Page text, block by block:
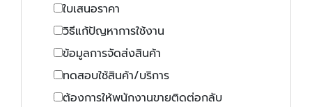
ใบเสนอราคา
วิธีแก้ปัญหาการใช้งาน
ข้อมูลการจัดส่งสินค้า
ทดสอบใช้สินค้า/บริการ
ต้องการให้พนักงานขายติดต่อกลับ